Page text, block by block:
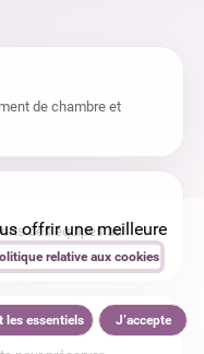
de chambre et
des équipes au
offrir une meilleure
relative aux cookies
les essentiels J’accepte